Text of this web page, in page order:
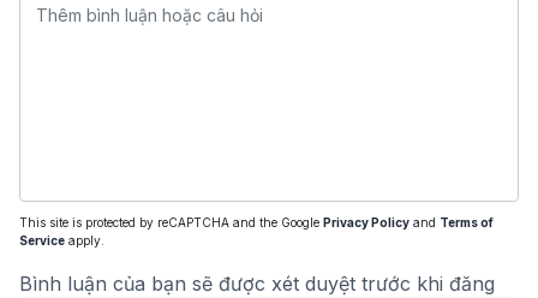
This site is protected by reCAPTCHA and the Google Privacy Policy and Terms of
Service apply.
Bình luận của bạn sẽ được xét duyệt trước khi đăng